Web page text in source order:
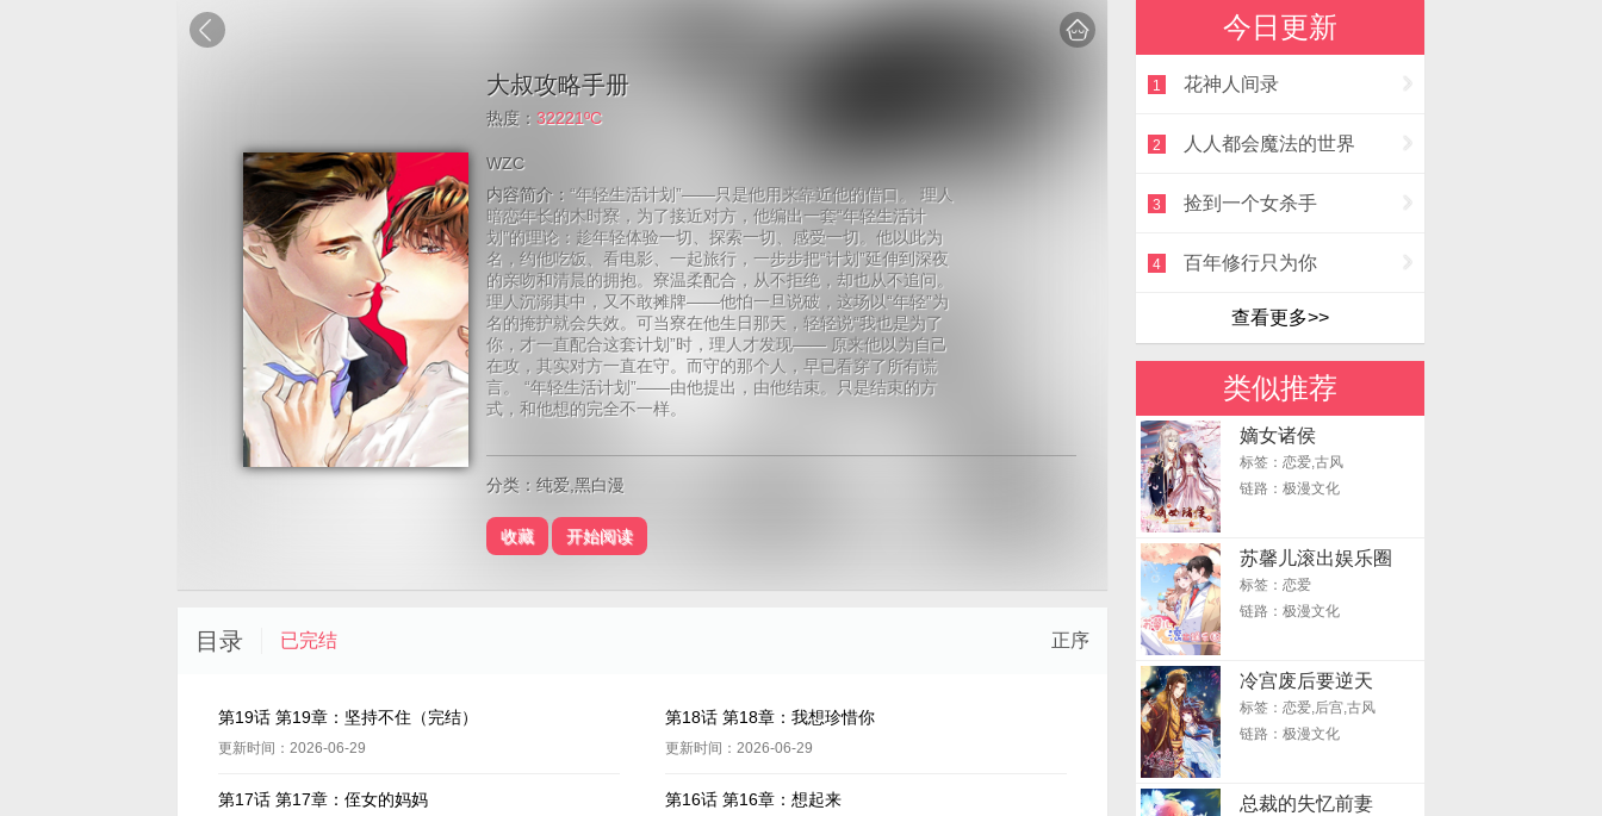
大叔攻略手册
热度： 32221ºC
WZC
内容简介： “年轻生活计划”——只是他用来靠近他的借口。 理人
暗恋年长的木时寮，为了接近对方，他编出一套“年轻生活计
划”的理论：趁年轻体验一切、探索一切、感受一切。他以此为
名，约他吃饭、看电影、一起旅行，一步步把“计划”延伸到深夜
的亲吻和清晨的拥抱。寮温柔配合，从不拒绝，却也从不追问。
理人沉溺其中，又不敢摊牌——他怕一旦说破，这场以“年轻”为
名的掩护就会失效。可当寮在他生日那天，轻轻说“我也是为了
你，才一直配合这套计划”时，理人才发现—— 原来他以为自己
在攻，其实对方一直在守。而守的那个人，早已看穿了所有谎
言。 “年轻生活计划”——由他提出，由他结束。只是结束的方
式，和他想的完全不一样。
分类：纯爱,黑白漫
收藏 开始阅读
目录 已完结 正序
第19话 第19章：坚持不住（完结）
更新时间：2026-06-29
第18话 第18章：我想珍惜你
更新时间：2026-06-29
第17话 第17章：侄女的妈妈 第16话 第16章：想起来
今日更新
1 花神人间录
2 人人都会魔法的世界
3 捡到一个女杀手
4 百年修行只为你
查看更多>>
类似推荐
嫡女诸侯
标签：恋爱,古风
链路：极漫文化
苏馨儿滚出娱乐圈
标签：恋爱
链路：极漫文化
冷宫废后要逆天
标签：恋爱,后宫,古风
链路：极漫文化
总裁的失忆前妻